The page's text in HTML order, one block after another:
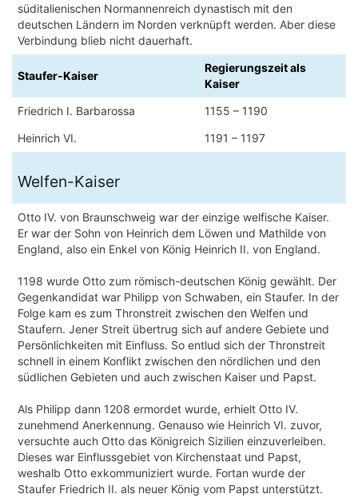
süditalienischen Normannenreich dynastisch mit den
deutschen Ländern im Norden verknüpft werden. Aber diese
Verbindung blieb nicht dauerhaft.
Staufer-Kaiser
Regierungszeit als
Kaiser
Friedrich I. Barbarossa
1155 – 1190
Heinrich VI.
1191 – 1197
Welfen-Kaiser
Otto IV. von Braunschweig war der einzige welfische Kaiser.
Er war der Sohn von Heinrich dem Löwen und Mathilde von
England, also ein Enkel von König Heinrich II. von England.
1198 wurde Otto zum römisch-deutschen König gewählt. Der
Gegenkandidat war Philipp von Schwaben, ein Staufer. In der
Folge kam es zum Thronstreit zwischen den Welfen und
Staufern. Jener Streit übertrug sich auf andere Gebiete und
Persönlichkeiten mit Einfluss. So entlud sich der Thronstreit
schnell in einem Konflikt zwischen den nördlichen und den
südlichen Gebieten und auch zwischen Kaiser und Papst.
Als Philipp dann 1208 ermordet wurde, erhielt Otto IV.
zunehmend Anerkennung. Genauso wie Heinrich VI. zuvor,
versuchte auch Otto das Königreich Sizilien einzuverleiben.
Dieses war Einflussgebiet von Kirchenstaat und Papst,
weshalb Otto exkommuniziert wurde. Fortan wurde der
Staufer Friedrich II. als neuer König vom Papst unterstützt.